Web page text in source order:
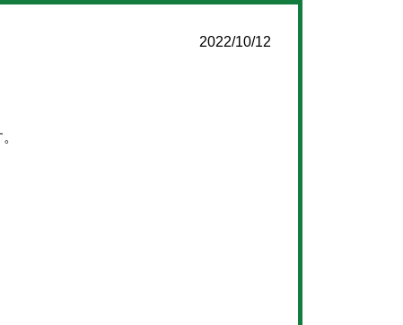
2022/10/12